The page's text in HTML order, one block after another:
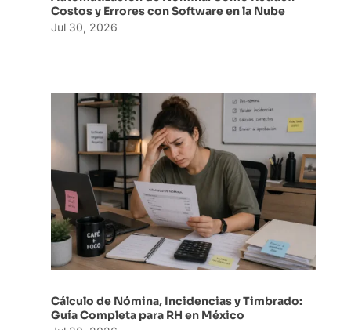
Costos y Errores con Software en la Nube
Jul 30, 2026
Cálculo de Nómina, Incidencias y Timbrado:
Guía Completa para RH en México